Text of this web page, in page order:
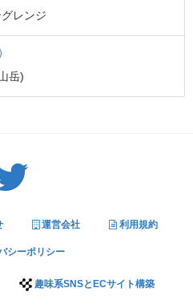
レンジ
岳)
運営会社 利用規約
シーポリシー
趣味系SNSとECサイト構築